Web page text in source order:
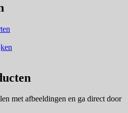
met afbeeldingen en ga direct door